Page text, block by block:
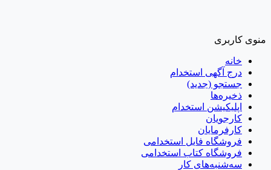
منوی کاربری
خانه
درج آگهی استخدام
جستجو (جدید)
ذخیره‌ها
اپلیکیشن استخدام
کارجویان
کارفرمایان
فروشگاه فایل استخدامی
فروشگاه کتاب استخدامی
سه‌شنبه‌های کار